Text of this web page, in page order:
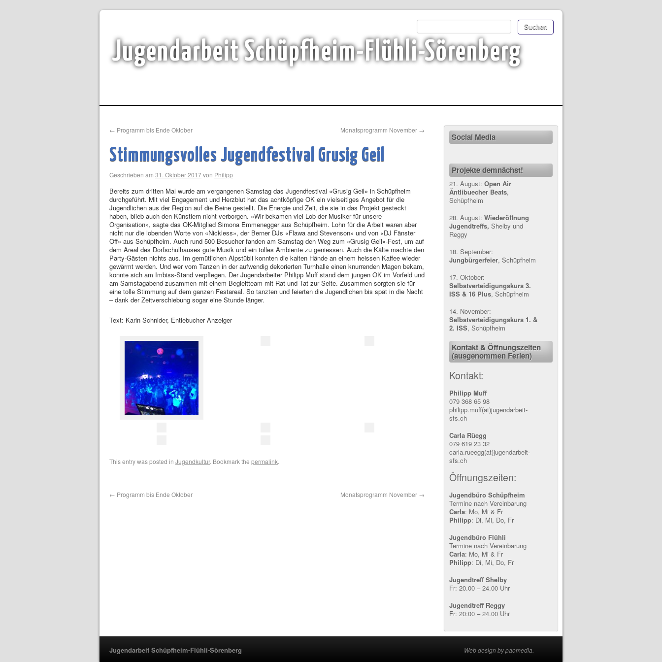
Jugendarbeit Schüpfheim-Flühli-Sörenberg
← Programm bis Ende Oktober Monatsprogramm November →
Stimmungsvolles Jugendfestival Grusig Geil
Geschrieben am 31. Oktober 2017von Philipp
Bereits zum dritten Mal wurde am vergangenen Samstag das Jugendfestival «Grusig Geil» in Schüpfheim
durchgeführt. Mit viel Engagement und Herzblut hat das achtköpfige OK ein vielseitiges Angebot für die
Jugendlichen aus der Region auf die Beine gestellt. Die Energie und Zeit, die sie in das Projekt gesteckt
haben, blieb auch den Künstlern nicht verborgen. «Wir bekamen viel Lob der Musiker für unsere
Organisation», sagte das OK-Mitglied Simona Emmenegger aus Schüpfheim. Lohn für die Arbeit waren aber
nicht nur die lobenden Worte von «Nickless», der Berner DJs «Flawa and Stevenson» und von «DJ Fänster
Off» aus Schüpfheim. Auch rund 500 Besucher fanden am Samstag den Weg zum «Grusig Geil»-Fest, um auf
dem Areal des Dorfschulhauses gute Musik und ein tolles Ambiente zu geniessen. Auch die Kälte machte den
Party-Gästen nichts aus. Im gemütlichen Alpstübli konnten die kalten Hände an einem heissen Kaffee wieder
gewärmt werden. Und wer vom Tanzen in der aufwendig dekorierten Turnhalle einen knurrenden Magen bekam,
konnte sich am Imbiss-Stand verpflegen. Der Jugendarbeiter Philipp Muff stand dem jungen OK im Vorfeld und
am Samstagabend zusammen mit einem Begleitteam mit Rat und Tat zur Seite. Zusammen sorgten sie für
eine tolle Stimmung auf dem ganzen Festareal. So tanzten und feierten die Jugendlichen bis spät in die Nacht
– dank der Zeitverschiebung sogar eine Stunde länger.
Text: Karin Schnider, Entlebucher Anzeiger
This entry was posted in Jugendkultur. Bookmark the permalink.
← Programm bis Ende Oktober Monatsprogramm November →
Social Media
Projekte demnächst!
21. August: Open Air
Äntlibuecher Beats,
Schüpfheim
28. August: Wiederöffnung
Jugendtreffs, Shelby und
Reggy
18. September:
Jungbürgerfeier, Schüpfheim
17. Oktober:
Selbstverteidigungskurs 3.
ISS & 16 Plus, Schüpfheim
14. November:
Selbstverteidigungskurs 1. &
2. ISS, Schüpfheim
Kontakt & Öffnungszeiten
(ausgenommen Ferien)
Kontakt:
Philipp Muff
079 368 65 98
philipp.muff(at)jugendarbeit-
sfs.ch
Carla Rüegg
079 619 23 32
carla.rueegg(at)jugendarbeit-
sfs.ch
Öffnungszeiten:
Jugendbüro Schüpfheim
Termine nach Vereinbarung
Carla: Mo, Mi & Fr
Philipp: Di, Mi, Do, Fr
Jugendbüro Flühli
Termine nach Vereinbarung
Carla: Mo, Mi & Fr
Philipp: Di, Mi, Do, Fr
Jugendtreff Shelby
Fr: 20.00 – 24.00 Uhr
Jugendtreff Reggy
Fr: 20:00 – 24.00 Uhr
Jugendarbeit Schüpfheim-Flühli-Sörenberg Web design by paomedia.